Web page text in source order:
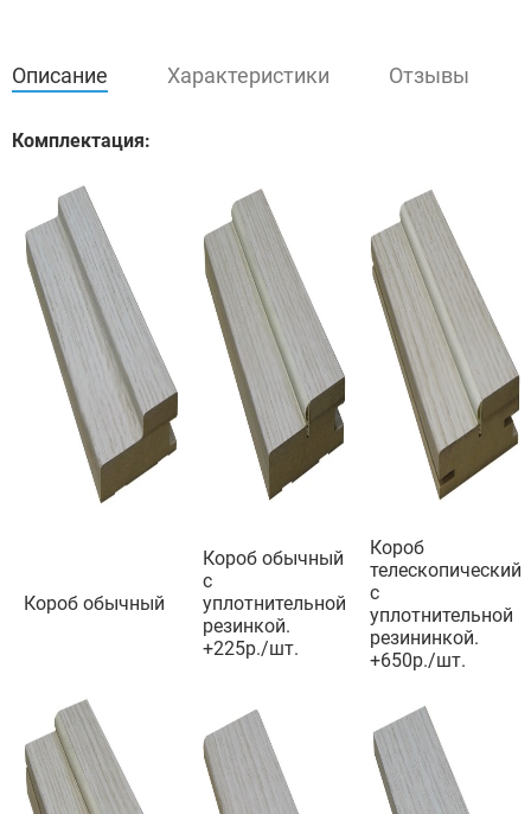
Описание Характеристики Отзывы
Комплектация:
Короб обычный
Короб обычный
с
уплотнительной
резинкой.
+225р./шт.
Короб
телескопический
с
уплотнительной
резининкой.
+650р./шт.